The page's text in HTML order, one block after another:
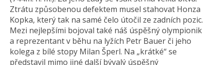
Ztrátu způsobenou defektem musel stahovat Honza
Kopka, který tak na samé čelo útočil ze zadních pozic.
Mezi nejlepšími bojoval také náš úspěšný olympionik
a reprezentant v běhu na lyžích Petr Bauer či jeho
kolega z bílé stopy Milan Šperl. Na „krátké“ se
představil mimo jiné další bývalý úspěšný